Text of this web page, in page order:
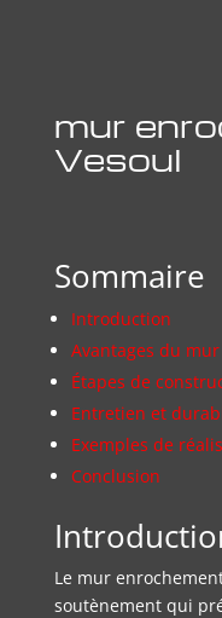
mur
Vesoul
Sommaire
Introduction
Avantages du
Étapes de
Entretien et
Exemples de
Conclusion
Le mur
soutènement qui